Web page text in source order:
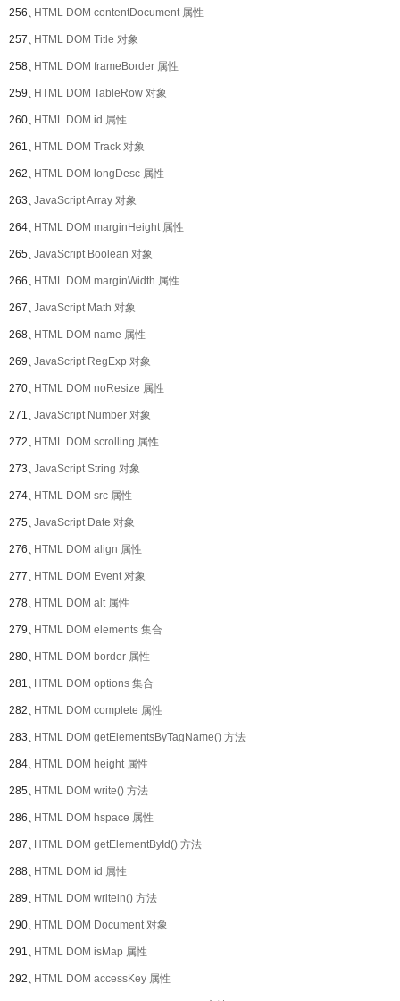
256、HTML DOM contentDocument 属性
257、HTML DOM Title 对象
258、HTML DOM frameBorder 属性
259、HTML DOM TableRow 对象
260、HTML DOM id 属性
261、HTML DOM Track 对象
262、HTML DOM longDesc 属性
263、JavaScript Array 对象
264、HTML DOM marginHeight 属性
265、JavaScript Boolean 对象
266、HTML DOM marginWidth 属性
267、JavaScript Math 对象
268、HTML DOM name 属性
269、JavaScript RegExp 对象
270、HTML DOM noResize 属性
271、JavaScript Number 对象
272、HTML DOM scrolling 属性
273、JavaScript String 对象
274、HTML DOM src 属性
275、JavaScript Date 对象
276、HTML DOM align 属性
277、HTML DOM Event 对象
278、HTML DOM alt 属性
279、HTML DOM elements 集合
280、HTML DOM border 属性
281、HTML DOM options 集合
282、HTML DOM complete 属性
283、HTML DOM getElementsByTagName() 方法
284、HTML DOM height 属性
285、HTML DOM write() 方法
286、HTML DOM hspace 属性
287、HTML DOM getElementById() 方法
288、HTML DOM id 属性
289、HTML DOM writeln() 方法
290、HTML DOM Document 对象
291、HTML DOM isMap 属性
292、HTML DOM accessKey 属性